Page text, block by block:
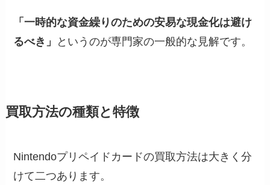
「一時的な資金繰りのための安易な現金化は避け
るべき」
というのが専門家の一般的な見解です。
買取方法の種類と特徴
Nintendoプリペイドカードの買取方法は大きく分
けて二つあります。